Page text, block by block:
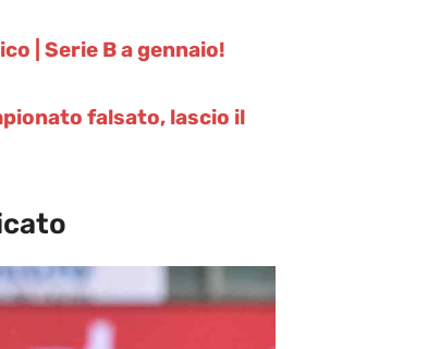
| Serie B a gennaio!
falsato, lascio il